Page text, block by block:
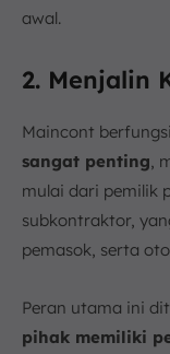
awal.
2. Menjalin
Maincont
sangat penting ,
mulai dari pemilik
subkontraktor,
pemasok, serta
Peran utama ini
pihak memiliki